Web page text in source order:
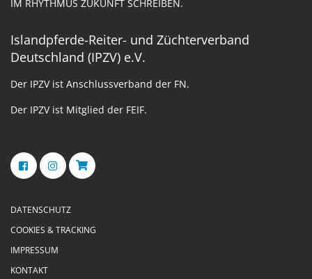
IM RHYTHMUS ZUKUNFT SCHREIBEN.
Islandpferde-Reiter- und Züchterverband
Deutschland (IPZV) e.V.
Der IPZV ist Anschlussverband der FN.
Der IPZV ist Mitglied der FEIF.
DATENSCHUTZ
COOKIES & TRACKING
IMPRESSUM
KONTAKT